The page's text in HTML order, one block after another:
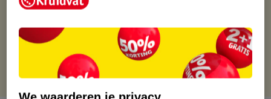
Gratis thuisbezorgd
Gratis punten met je Kruidvat kaart